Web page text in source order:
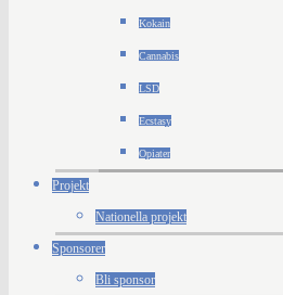
Kokain
Cannabis
LSD
Ecstasy
Opiater
Projekt
Nationella projekt
Sponsorer
Bli sponsor